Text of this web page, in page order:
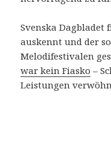
Svenska Dagbladet
auskennt und der
Melodifestivalen
war kein Fiasko –
Leistungen